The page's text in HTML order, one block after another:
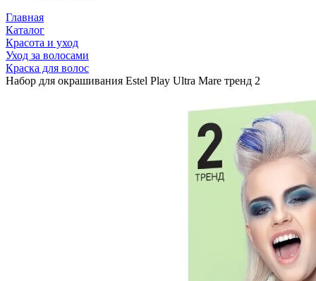
Главная
Каталог
Красота и уход
Уход за волосами
Краска для волос
Набор для окрашивания Estel Play Ultra Mare тренд 2